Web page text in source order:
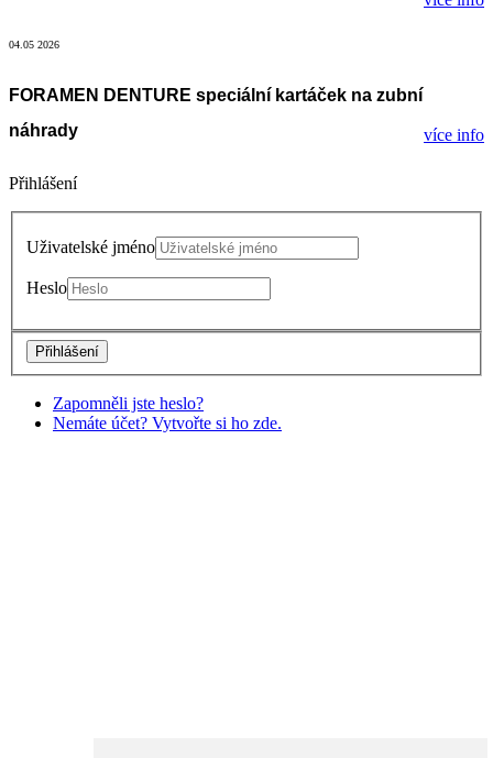
04.05 2026
FORAMEN DENTURE speciální kartáček na zubní
náhrady
více info
Přihlášení
Uživatelské jméno
Heslo
Přihlášení
Zapomněli jste heslo?
Nemáte účet? Vytvořte si ho zde.